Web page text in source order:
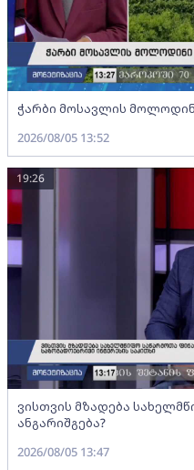
ჭარბი მოსავლის
2026/08/05 13:52
ვისთვის მზადება
ანგარიშგება?
19:26
2026/08/05 13:47